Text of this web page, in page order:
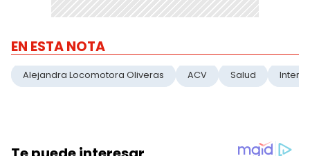
EN ESTA NOTA
Alejandra Locomotora Oliveras ACV Salud